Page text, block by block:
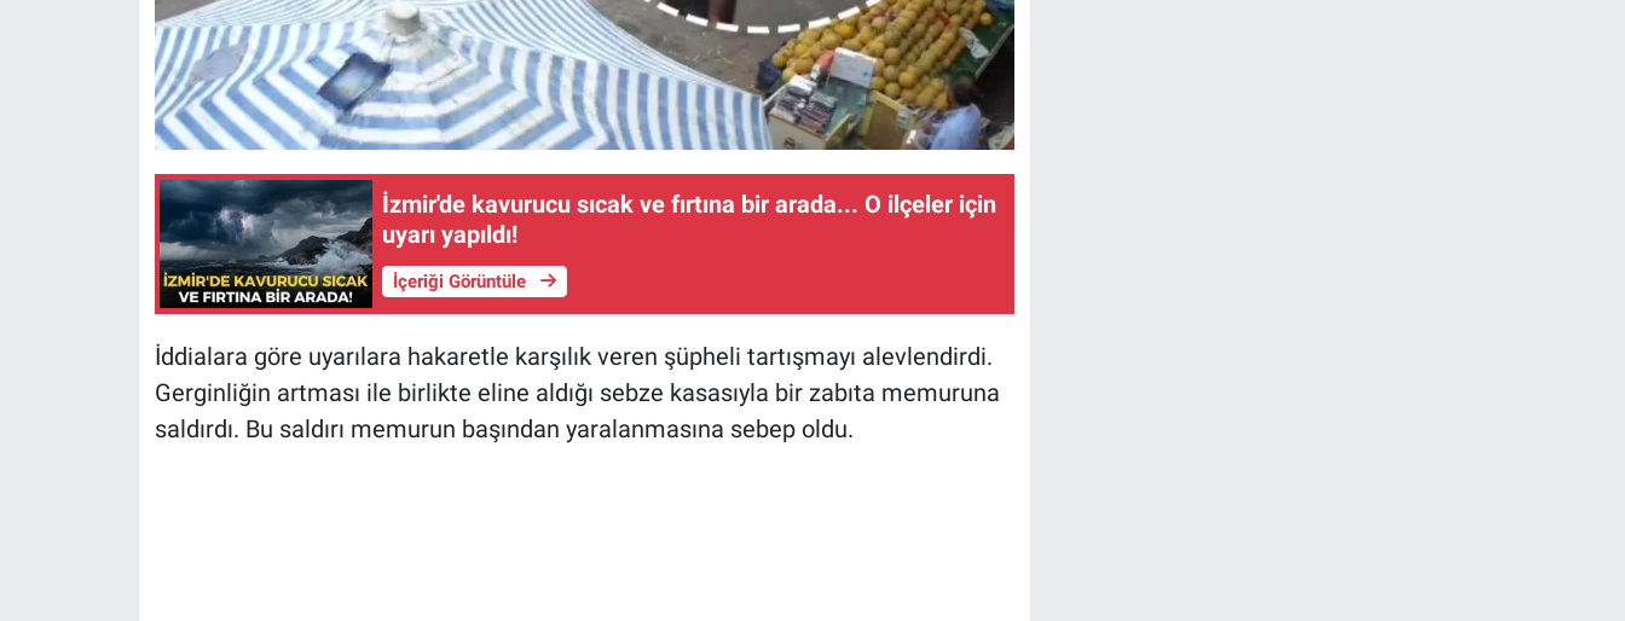
İzmir'de kavurucu sıcak ve fırtına bir arada... O ilçeler için
uyarı yapıldı!
İçeriği Görüntüle
İddialara göre uyarılara hakaretle karşılık veren şüpheli tartışmayı alevlendirdi.
Gerginliğin artması ile birlikte eline aldığı sebze kasasıyla bir zabıta memuruna
saldırdı. Bu saldırı memurun başından yaralanmasına sebep oldu.